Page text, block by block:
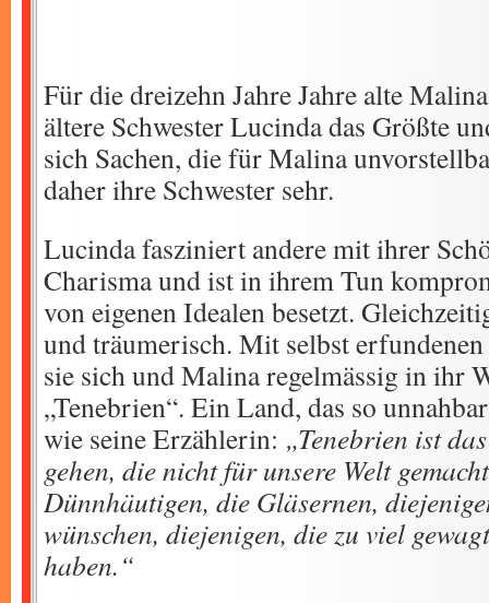
Für die dreizehn Jahre Jahre alte
ältere Schwester Lucinda das Größte
sich Sachen, die für Malina
daher ihre Schwester sehr.
Lucinda fasziniert andere mit ihrer
Charisma und ist in ihrem Tun
von eigenen Idealen besetzt.
und träumerisch. Mit selbst
sie sich und Malina regelmässig in ihr
„Tenebrien“. Ein Land, das so
wie seine Erzählerin: „Tenebrien ist
gehen, die nicht für unsere Welt
Dünnhäutigen, die Gläsernen,
wünschen, diejenigen, die zu viel
haben.“